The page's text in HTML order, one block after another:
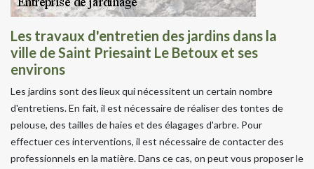
Les travaux d'entretien des jardins dans la
ville de Saint Priesaint Le Betoux et ses
environs
Les jardins sont des lieux qui nécessitent un certain nombre
d'entretiens. En fait, il est nécessaire de réaliser des tontes de
pelouse, des tailles de haies et des élagages d'arbre. Pour
effectuer ces interventions, il est nécessaire de contacter des
professionnels en la matière. Dans ce cas, on peut vous proposer le